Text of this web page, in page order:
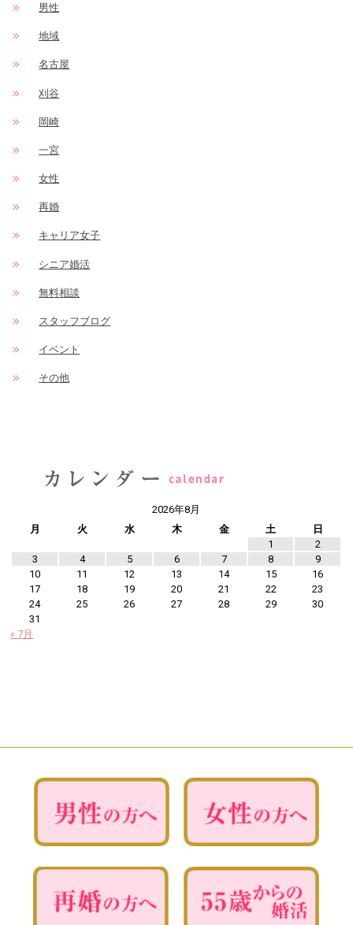
男性
地域
名古屋
刈谷
岡崎
一宮
女性
再婚
キャリア女子
シニア婚活
無料相談
スタッフブログ
イベント
その他
2026年8月
月
火 水 木 金 土
日
1
2
3
4 5 6 7 8
9
10
11 12 13 14 15
16
17
18 19 20 21 22
23
24
25 26 27 28 29
30
31
« 7月